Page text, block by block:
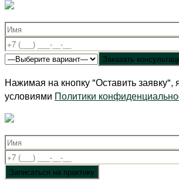
Нажимая на кнопку "Оставить заявку",
условиями Политики